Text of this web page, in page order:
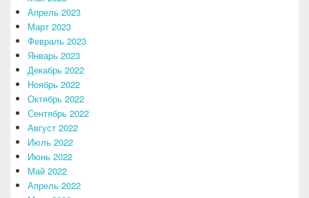
Апрель 2023
Март 2023
Февраль 2023
Январь 2023
Декабрь 2022
Ноябрь 2022
Октябрь 2022
Сентябрь 2022
Август 2022
Июль 2022
Июнь 2022
Май 2022
Апрель 2022